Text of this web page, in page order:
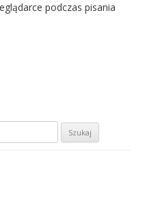
podczas pisania